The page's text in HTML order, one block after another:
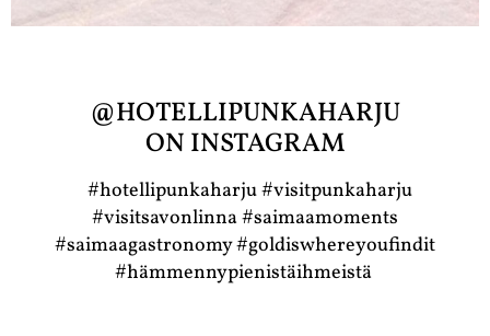
@HOTELLIPUNKAHARJU
ON INSTAGRAM
#hotellipunkaharju #visitpunkaharju
#visitsavonlinna #saimaamoments
#saimaagastronomy #goldiswhereyoufindit
#hämmennypienistäihmeistä